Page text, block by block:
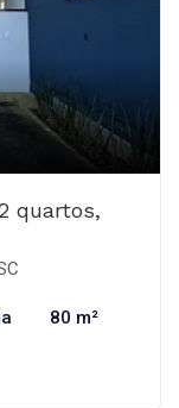
quartos,
80 m²